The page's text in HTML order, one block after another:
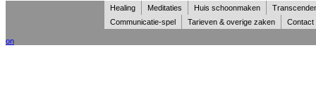
Healing Meditaties Huis schoonmaken
Communicatie-spel
Tarieven & overige zaken Contact
on